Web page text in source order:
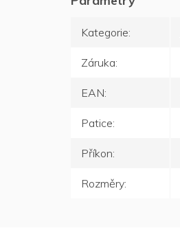
Kategorie:
Záruka:
EAN:
Patice:
Příkon:
Rozměry: